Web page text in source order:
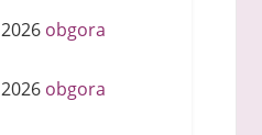
obgora
obgora